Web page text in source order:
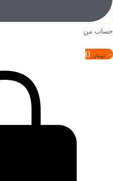
حساب من
۰ تومان 0